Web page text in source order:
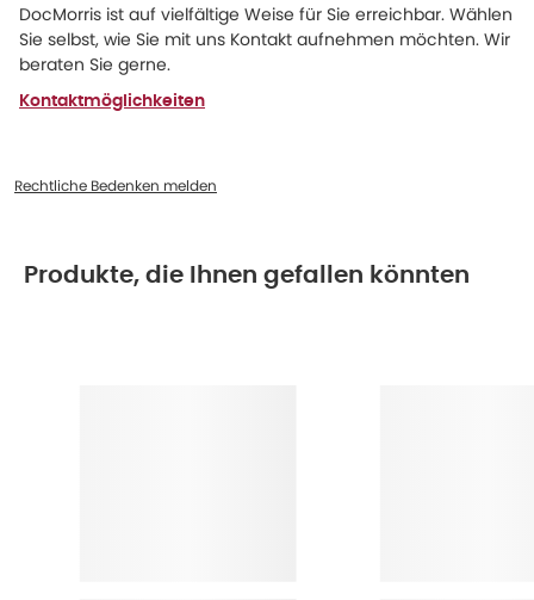
DocMorris ist auf vielfältige Weise für Sie erreichbar. Wählen
Sie selbst, wie Sie mit uns Kontakt aufnehmen möchten. Wir
beraten Sie gerne.
Kontaktmöglichkeiten
Rechtliche Bedenken melden
Produkte, die Ihnen gefallen könnten